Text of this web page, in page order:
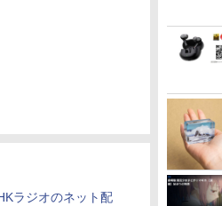
ラジオのネット配